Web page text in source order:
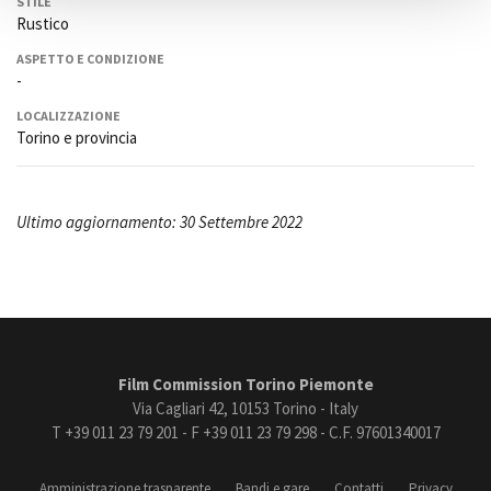
Rustico
ASPETTO E CONDIZIONE
-
LOCALIZZAZIONE
Torino e provincia
Ultimo aggiornamento: 30 Settembre 2022
Film Commission Torino Piemonte
Via Cagliari 42, 10153 Torino - Italy
T +39 011 23 79 201 - F +39 011 23 79 298 - C.F. 97601340017